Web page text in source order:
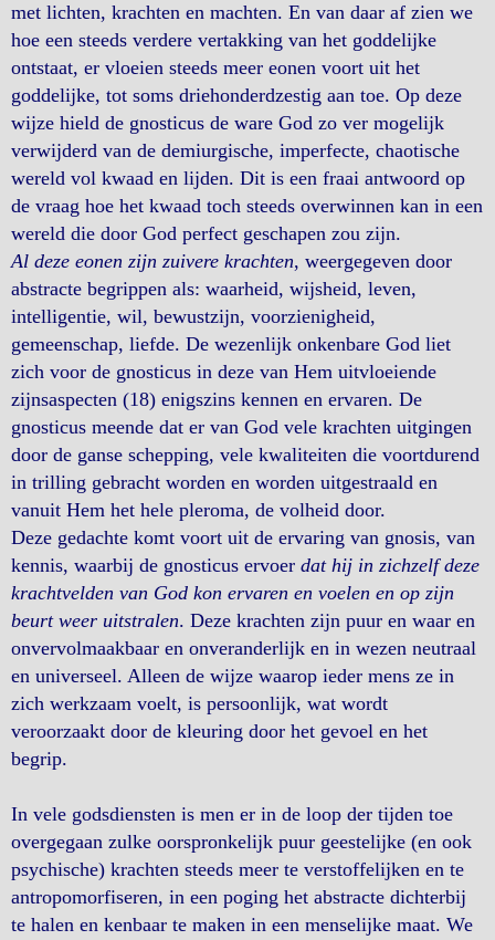
met lichten, krachten en machten. En van daar af zien we
hoe een steeds verdere vertakking van het goddelijke
ontstaat, er vloeien steeds meer eonen voort uit het
goddelijke, tot soms driehonderdzestig aan toe. Op deze
wijze hield de gnosticus de ware God zo ver mogelijk
verwijderd van de demiurgische, imperfecte, chaotische
wereld vol kwaad en lijden. Dit is een fraai antwoord op
de vraag hoe het kwaad toch steeds overwinnen kan in een
wereld die door God perfect geschapen zou zijn.
Al deze eonen zijn zuivere krachten, weergegeven door
abstracte begrippen als: waarheid, wijsheid, leven,
intelligentie, wil, bewustzijn, voorzienigheid,
gemeenschap, liefde. De wezenlijk onkenbare God liet
zich voor de gnosticus in deze van Hem uitvloeiende
zijnsaspecten (18) enigszins kennen en ervaren. De
gnosticus meende dat er van God vele krachten uitgingen
door de ganse schepping, vele kwaliteiten die voortdurend
in trilling gebracht worden en worden uitgestraald en
vanuit Hem het hele pleroma, de volheid door.
Deze gedachte komt voort uit de ervaring van gnosis, van
kennis, waarbij de gnosticus ervoer dat hij in zichzelf deze
krachtvelden van God kon ervaren en voelen en op zijn
beurt weer uitstralen. Deze krachten zijn puur en waar en
onvervolmaakbaar en onveranderlijk en in wezen neutraal
en universeel. Alleen de wijze waarop ieder mens ze in
zich werkzaam voelt, is persoonlijk, wat wordt
veroorzaakt door de kleuring door het gevoel en het
begrip.
In vele godsdiensten is men er in de loop der tijden toe
overgegaan zulke oorspronkelijk puur geestelijke (en ook
psychische) krachten steeds meer te verstoffelijken en te
antropomorfiseren, in een poging het abstracte dichterbij
te halen en kenbaar te maken in een menselijke maat. We